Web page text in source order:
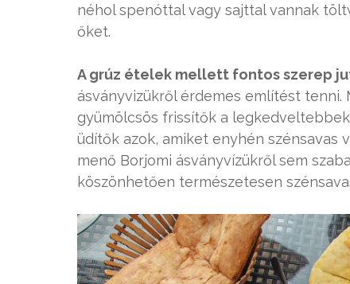
néhol spenóttal vagy sajttal vannak
őket.
A grúz ételek mellett fontos szerep
ásványvizükről érdemes említést tenni.
gyümölcsös frissítők a
üdítők azok, amiket enyhén szénsavas
menő Borjomi ásványvízükről sem
köszönhetően természetesen